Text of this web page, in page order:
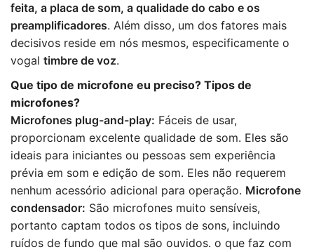
feita, a placa de som, a qualidade do cabo e os
preamplificadores. Além disso, um dos fatores mais
decisivos reside em nós mesmos, especificamente o
vogal timbre de voz.
Que tipo de microfone eu preciso? Tipos de
microfones?
Microfones plug-and-play: Fáceis de usar,
proporcionam excelente qualidade de som. Eles são
ideais para iniciantes ou pessoas sem experiência
prévia em som e edição de som. Eles não requerem
nenhum acessório adicional para operação. Microfone
condensador: São microfones muito sensíveis,
portanto captam todos os tipos de sons, incluindo
ruídos de fundo que mal são ouvidos. o que faz com